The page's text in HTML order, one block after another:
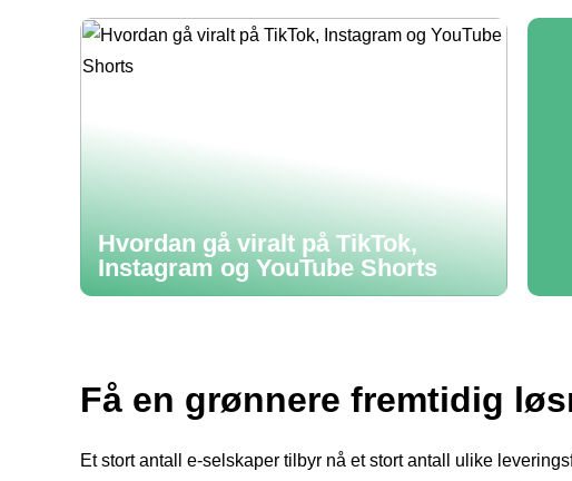
Hvordan gå viralt på TikTok,
Instagram og YouTube Shorts
Få en grønnere fremtidig
Et stort antall e-selskaper tilbyr nå et stort antall ulike